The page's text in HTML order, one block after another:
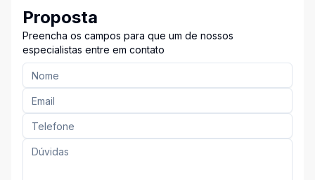
Proposta
Preencha os campos para que um de nossos
especialistas entre em contato